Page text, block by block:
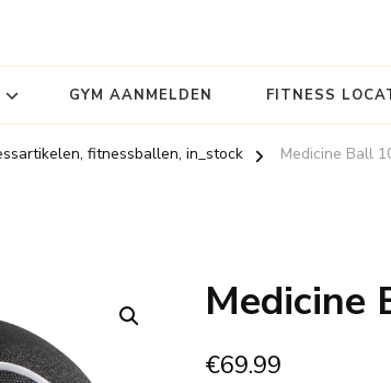
GYM AANMELDEN FITNESS
fitnessballen, in_stock Medicine Ball
Medicine
€69.99